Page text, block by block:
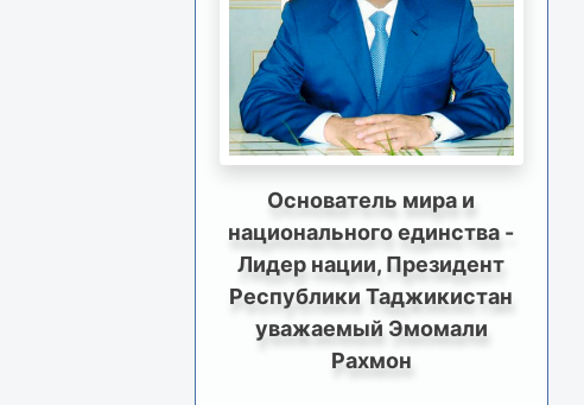
Основатель мира и
национального единства -
Лидер нации, Президент
Республики Таджикистан
уважаемый Эмомали
Рахмон